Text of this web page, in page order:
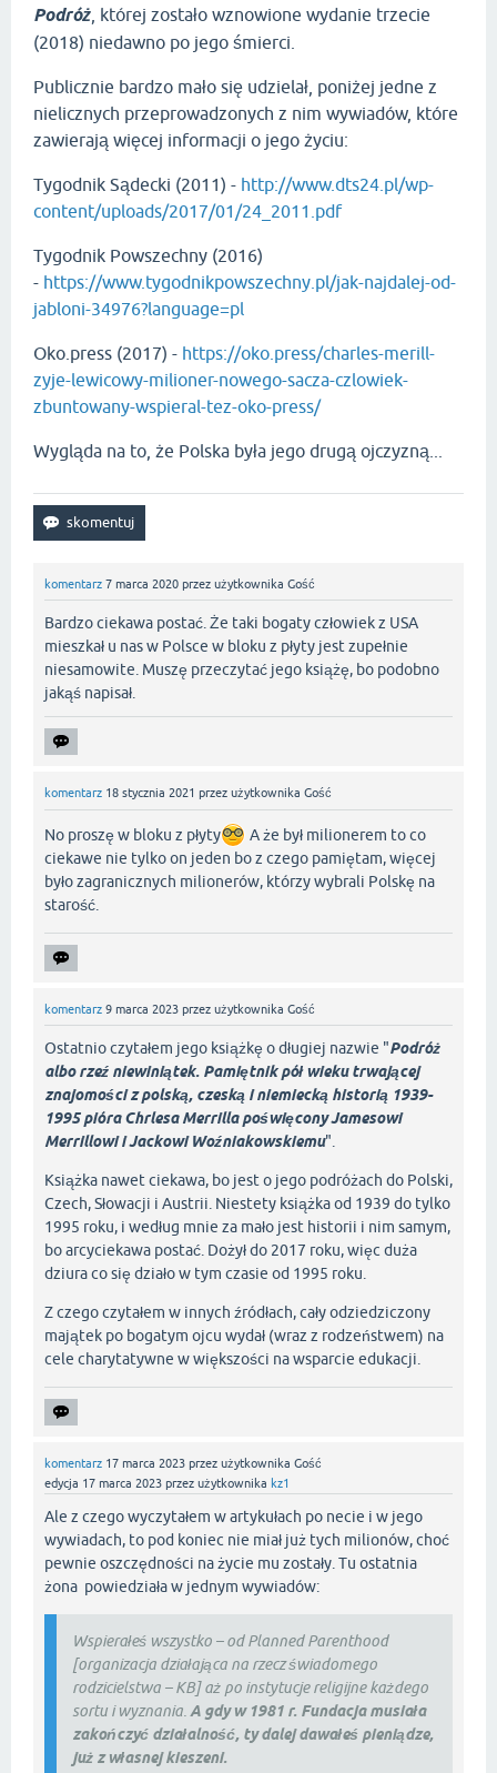
Podróż , której zostało wznowione wydanie trzecie
(2018) niedawno po jego śmierci.
Publicznie bardzo mało się udzielał, poniżej jedne z
nielicznych przeprowadzonych z nim wywiadów, które
zawierają więcej informacji o jego życiu:
Tygodnik Sądecki (2011) - http://www.dts24.pl/wp-
content/uploads/2017/01/24_2011.pdf
Tygodnik Powszechny (2016)
- https://www.tygodnikpowszechny.pl/jak-najdalej-od-
jabloni-34976?language=pl
Oko.press (2017) - https://oko.press/charles-merill-
zyje-lewicowy-milioner-nowego-sacza-czlowiek-
zbuntowany-wspieral-tez-oko-press/
Wygląda na to, że Polska była jego drugą ojczyzną...
komentarz 7 marca 2020 przez użytkownika Gość
Bardzo ciekawa postać. Że taki bogaty człowiek z USA
mieszkał u nas w Polsce w bloku z płyty jest zupełnie
niesamowite. Muszę przeczytać jego książę, bo podobno
jakąś napisał.
komentarz 18 stycznia 2021 przez użytkownika Gość
No proszę w bloku z płyty
A że był milionerem to co
ciekawe nie tylko on jeden bo z czego pamiętam, więcej
było zagranicznych milionerów, którzy wybrali Polskę na
starość.
komentarz 9 marca 2023 przez użytkownika Gość
Ostatnio czytałem jego książkę o długiej nazwie "Podróż
albo rzeź niewiniątek. Pamiętnik pół wieku trwającej
znajomości z polską, czeską i niemiecką historią 1939-
1995 pióra Chrlesa Merrilla poświęcony Jamesowi
Merrillowi i Jackowi Woźniakowskiemu".
Książka nawet ciekawa, bo jest o jego podróżach do Polski,
Czech, Słowacji i Austrii. Niestety książka od 1939 do tylko
1995 roku, i według mnie za mało jest historii i nim samym,
bo arcyciekawa postać. Dożył do 2017 roku, więc duża
dziura co się działo w tym czasie od 1995 roku.
Z czego czytałem w innych źródłach, cały odziedziczony
majątek po bogatym ojcu wydał (wraz z rodzeństwem) na
cele charytatywne w większości na wsparcie edukacji.
komentarz 17 marca 2023 przez użytkownika Gość
edycja 17 marca 2023 przez użytkownika kz1
Ale z czego wyczytałem w artykułach po necie i w jego
wywiadach, to pod koniec nie miał już tych milionów, choć
pewnie oszczędności na życie mu zostały. Tu ostatnia
żona powiedziała w jednym wywiadów:
Wspierałeś wszystko – od Planned Parenthood
[organizacja działająca na rzecz świadomego
rodzicielstwa – KB] aż po instytucje religijne każdego
sortu i wyznania. A gdy w 1981 r. Fundacja musiała
zakończyć działalność, ty dalej dawałeś pieniądze,
już z własnej kieszeni.